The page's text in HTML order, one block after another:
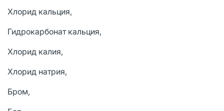
Хлорид кальция,
Гидрокарбонат кальция,
Хлорид калия,
Хлорид натрия,
Бром,